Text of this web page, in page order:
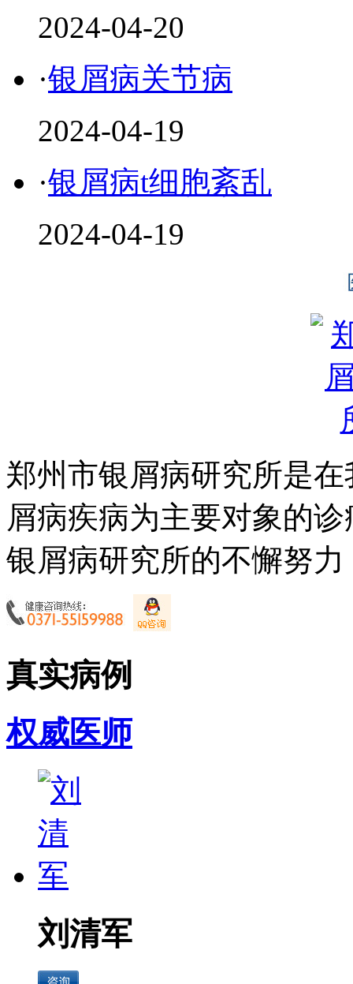
2024-04-20
·银屑病关节病
2024-04-19
·银屑病t细胞紊乱
2024-04-19
郑州市银屑病研究所是
屑病疾病为主要对象的
银屑病研究所的不懈努
真实病例
权威医师
刘清军